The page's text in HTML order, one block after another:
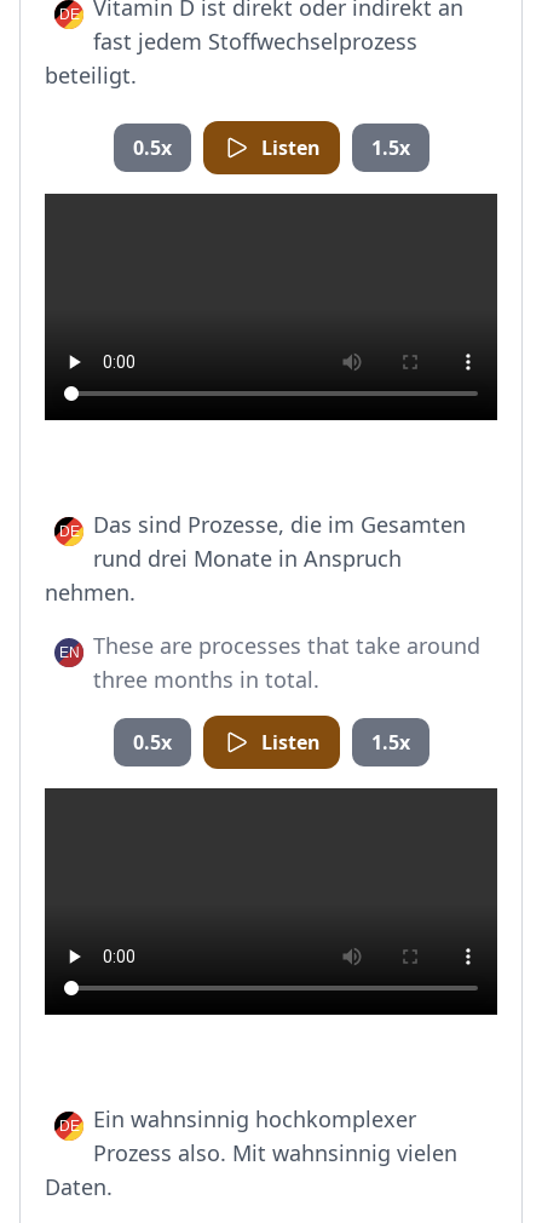
Vitamin D ist direkt oder indirekt an
fast jedem Stoffwechselprozess
beteiligt.
0.5x Listen 1.5x
Das sind Prozesse, die im Gesamten
rund drei Monate in Anspruch
nehmen.
These are processes that take around
three months in total.
0.5x Listen 1.5x
Ein wahnsinnig hochkomplexer
Prozess also. Mit wahnsinnig vielen
Daten.